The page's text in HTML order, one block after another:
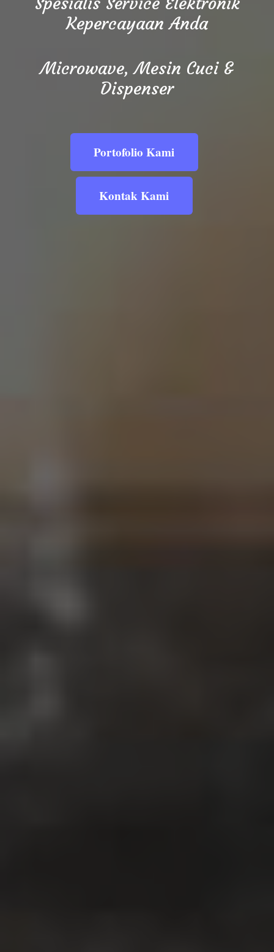
Kepercayaan Anda
Microwave, Mesin Cuci &
Dispenser
Portofolio Kami
Kontak Kami